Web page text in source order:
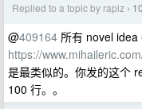
Replied to a topic by rapiz ›
@409164 所有 novel
https://
是最类似的。你发的这个
100 行。。